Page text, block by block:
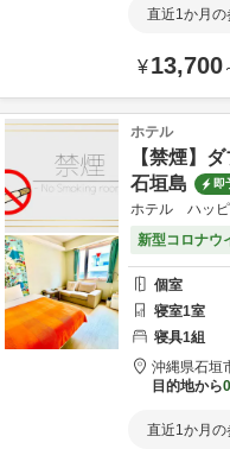
直近1か月の
¥13,700
ホテル
【禁煙】
石垣島
即
ホテル ハッピ
新型コロナウ
個室
寝室1室
寝具1組
沖縄県石垣
目的地から
直近1か月の